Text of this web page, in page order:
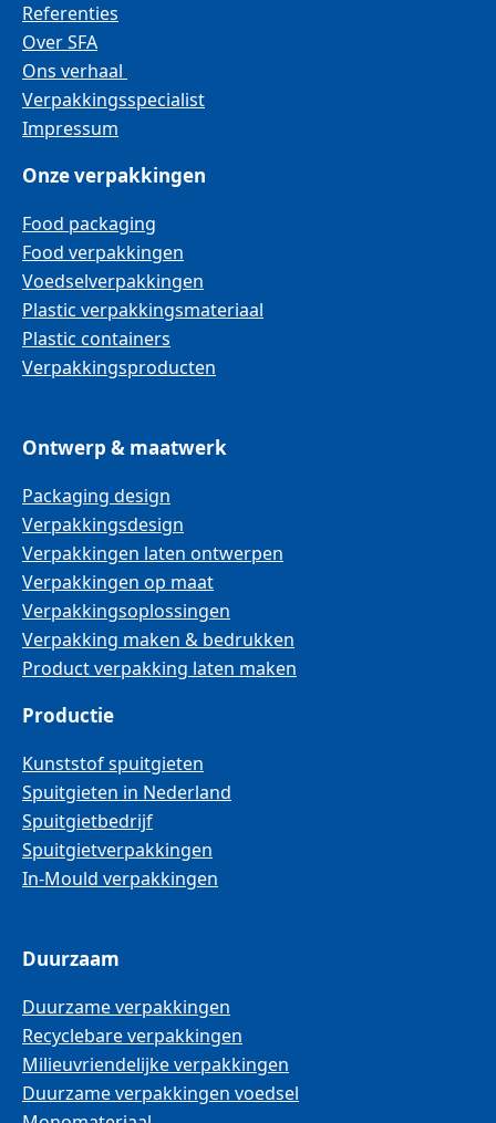
Referenties
Over SFA
Ons verhaal
Verpakkingsspecialist
Impressum
Onze verpakkingen
Food packaging
Food verpakkingen
Voedselverpakkingen
Plastic verpakkingsmateriaal
Plastic containers
Verpakkingsproducten
Ontwerp & maatwerk
Packaging design
Verpakkingsdesign
Verpakkingen laten ontwerpen
Verpakkingen op maat
Verpakkingsoplossingen
Verpakking maken & bedrukken
Product verpakking laten maken
Productie
Kunststof spuitgieten
Spuitgieten in Nederland
Spuitgietbedrijf
Spuitgietverpakkingen
In-Mould verpakkingen
Duurzaam
Duurzame verpakkingen
Recyclebare verpakkingen
Milieuvriendelijke verpakkingen
Duurzame verpakkingen voedsel